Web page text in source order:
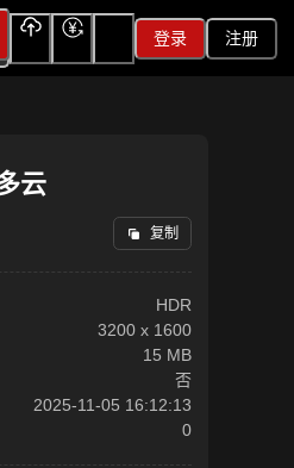
登录 注册
云
复制
HDR
3200 x 1600
15 MB
否
2025-11-05 16:12:13
0